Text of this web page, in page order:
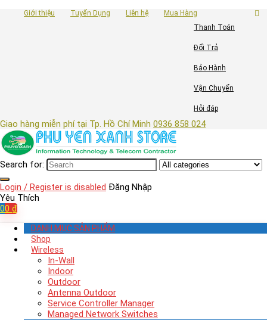
Giới thiệu Tuyển Dụng Liên hệ
Mua Hàng
Thanh Toán
Đổi Trả
Bảo Hành
Vận Chuyển
Hỏi đáp
Giao hàng miễn phí tại Tp. Hồ Chí Minh 0936 858 024
Search for:
Login / Register is disabled Đăng Nhập
Yêu Thích
00 ₫
DANH MỤC SẢN PHẨM
Shop
Wireless
In-Wall
Indoor
Outdoor
Antenna Outdoor
Service Controller Manager
Managed Network Switches